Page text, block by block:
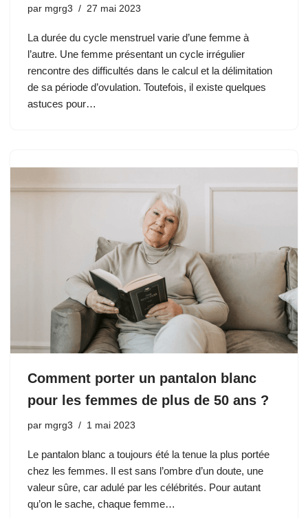
par mgrg3 27 mai 2023
La durée du cycle menstruel varie d’une femme à
l’autre. Une femme présentant un cycle irrégulier
rencontre des difficultés dans le calcul et la délimitation
de sa période d’ovulation. Toutefois, il existe quelques
astuces pour…
Comment porter un pantalon blanc
pour les femmes de plus de 50 ans ?
par mgrg3 1 mai 2023
Le pantalon blanc a toujours été la tenue la plus portée
chez les femmes. Il est sans l’ombre d’un doute, une
valeur sûre, car adulé par les célébrités. Pour autant
qu’on le sache, chaque femme…